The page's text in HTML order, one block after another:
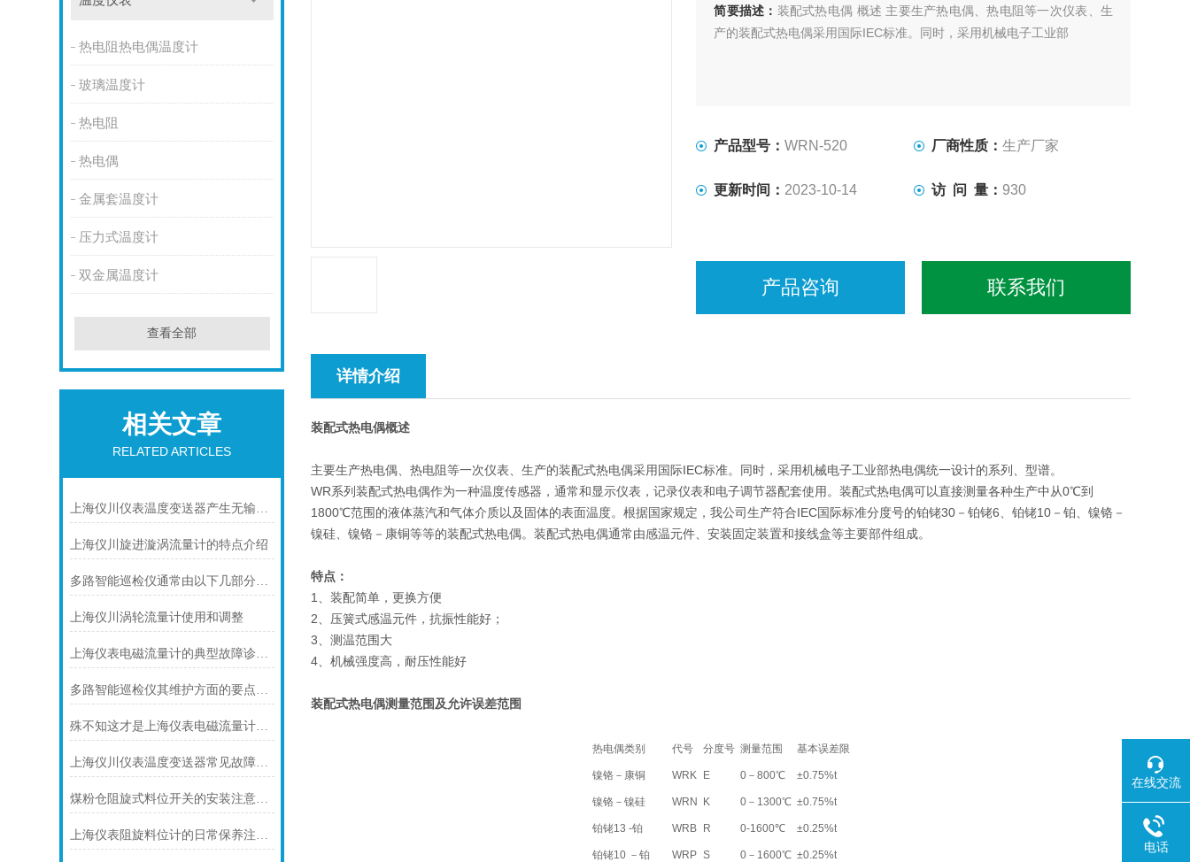
热电阻热电偶温度计
玻璃温度计
热电阻
热电偶
金属套温度计
压力式温度计
双金属温度计
查看全部
相关文章
RELATED ARTICLES
上海仪川仪表温度变送器产生无输出的原因及解决方法
上海仪川旋进漩涡流量计的特点介绍
多路智能巡检仪通常由以下几部分组成
上海仪川涡轮流量计使用和调整
上海仪表电磁流量计的典型故障诊断及处理方法
多路智能巡检仪其维护方面的要点是什么？
殊不知这才是上海仪表电磁流量计的功能所在
上海仪川仪表温度变送器常见故障及解决方法
煤粉仓阻旋式料位开关的安装注意事项
上海仪表阻旋料位计的日常保养注意事项如下
简要描述： 装配式热电偶 概述 主要生产热电偶、热电阻等一次仪表、生
产的装配式热电偶采用国际IEC标准。同时，采用机械电子工业部
产品型号：WRN-520 厂商性质： 生产厂家
更新时间： 2023-10-14 访 问 量： 930
产品咨询 联系我们
详情介绍
装配式热电偶概述
主要生产热电偶、热电阻等一次仪表、生产的装配式热电偶采用国际IEC标准。同时，采用机械电子工业部热电偶统一设计的系列、型谱。
WR系列装配式热电偶作为一种温度传感器，通常和显示仪表，记录仪表和电子调节器配套使用。装配式热电偶可以直接测量各种生产中从0℃到
1800℃范围的液体蒸汽和气体介质以及固体的表面温度。根据国家规定，我公司生产符合IEC国际标准分度号的铂铑30－铂铑6、铂铑10－铂、镍铬－
镍硅、镍铬－康铜等等的装配式热电偶。装配式热电偶通常由感温元件、安装固定装置和接线盒等主要部件组成。
特点：
1、装配简单，更换方便
2、压簧式感温元件，抗振性能好；
3、测温范围大
4、机械强度高，耐压性能好
装配式热电偶测量范围及允许误差范围
热电偶类别 代号 分度号 测量范围 基本误差限
镍铬－康铜 WRK E 0－800℃ ±0.75%t
镍铬－镍硅 WRN K 0－1300℃ ±0.75%t
铂铑13 -铂 WRB R 0-1600℃ ±0.25%t
铂铑10 －铂 WRP S 0－1600℃ ±0.25%t
在线交流
电话